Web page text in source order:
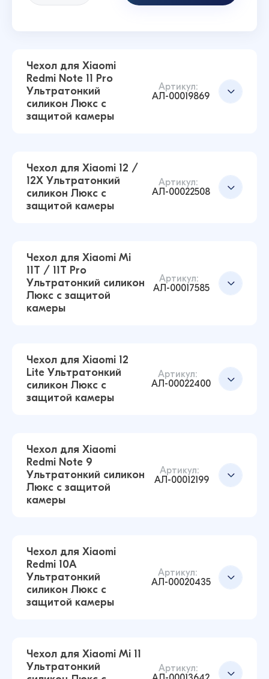
Чехол для Xiaomi
Redmi Note 11 Pro
Ультратонкий
силикон Люкс с
защитой камеры
Артикул:
АЛ-00019869
Чехол для Xiaomi Redmi Note 11 Pro
Ультратонкий силикон Люкс с защитой
камеры (Прозрачный)
Добавить в корзину
Чехол для Xiaomi 12 /
12X Ультратонкий
силикон Люкс с
защитой камеры
Артикул:
АЛ-00022508
Чехол для Xiaomi 12 / 12X Ультратонкий
силикон Люкс с защитой камеры
(Прозрачный)
Добавить в корзину
Чехол для Xiaomi Mi
11T / 11T Pro
Ультратонкий силикон
Люкс с защитой
камеры
Артикул:
АЛ-00017585
Чехол для Xiaomi Mi 11T / 11T Pro
Ультратонкий силикон Люкс с защитой
камеры (Прозрачный)
Добавить в корзину
Чехол для Xiaomi 12
Lite Ультратонкий
силикон Люкс с
защитой камеры
Артикул:
АЛ-00022400
Чехол для Xiaomi 12 Lite Ультратонкий
силикон Люкс с защитой камеры
(Прозрачный)
Добавить в корзину
Чехол для Xiaomi
Redmi Note 9
Ультратонкий силикон
Люкс с защитой
камеры
Артикул:
АЛ-00012199
Чехол для Xiaomi Redmi Note 9 Ультратонкий
Чехол для Xiaomi
Redmi 10A
Ультратонкий
силикон Люкс с
защитой камеры
Артикул:
АЛ-00020435
Чехол для Xiaomi Mi 11
Ультратонкий
Артикул: